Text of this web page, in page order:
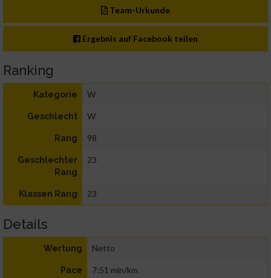
Team-Urkunde
Ergebnis auf Facebook teilen
Ranking
Kategorie W
Geschlecht W
Rang 98
Geschlechter
Rang
23
Klassen Rang 23
Details
Wertung Netto
Pace 7:51 min/km